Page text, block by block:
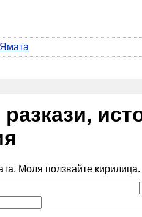
Моля ползвайте кирилица.